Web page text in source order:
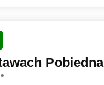
Pobiedna